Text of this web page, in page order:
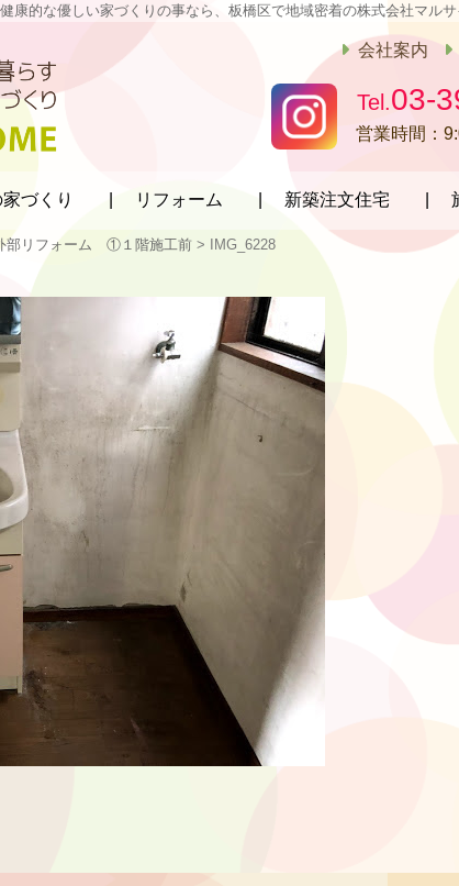
康的な優しい家づくりの事なら、板橋区で地域密着の株式会社マルサ
会社案内
03-
営業時間：
づくり リフォーム 新築注文住宅
部リフォーム ①１階施工前 > IMG_6228